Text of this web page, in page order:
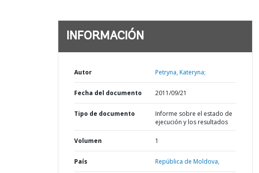
INFORMACIÓN
Autor Petryna, Kateryna;
Fecha del documento 2011/09/21
Tipo de documento
Informe sobre el estado de
ejecución y los resultados
Volumen 1
País República de Moldova,